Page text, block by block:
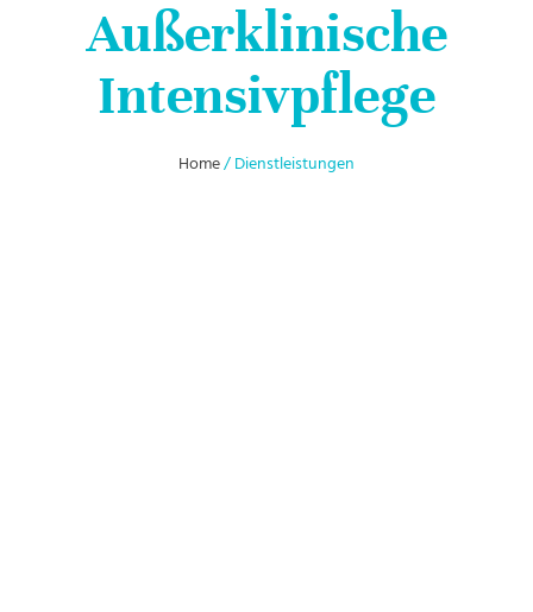
Außerklinische
Intensivpflege
Home/ Dienstleistungen